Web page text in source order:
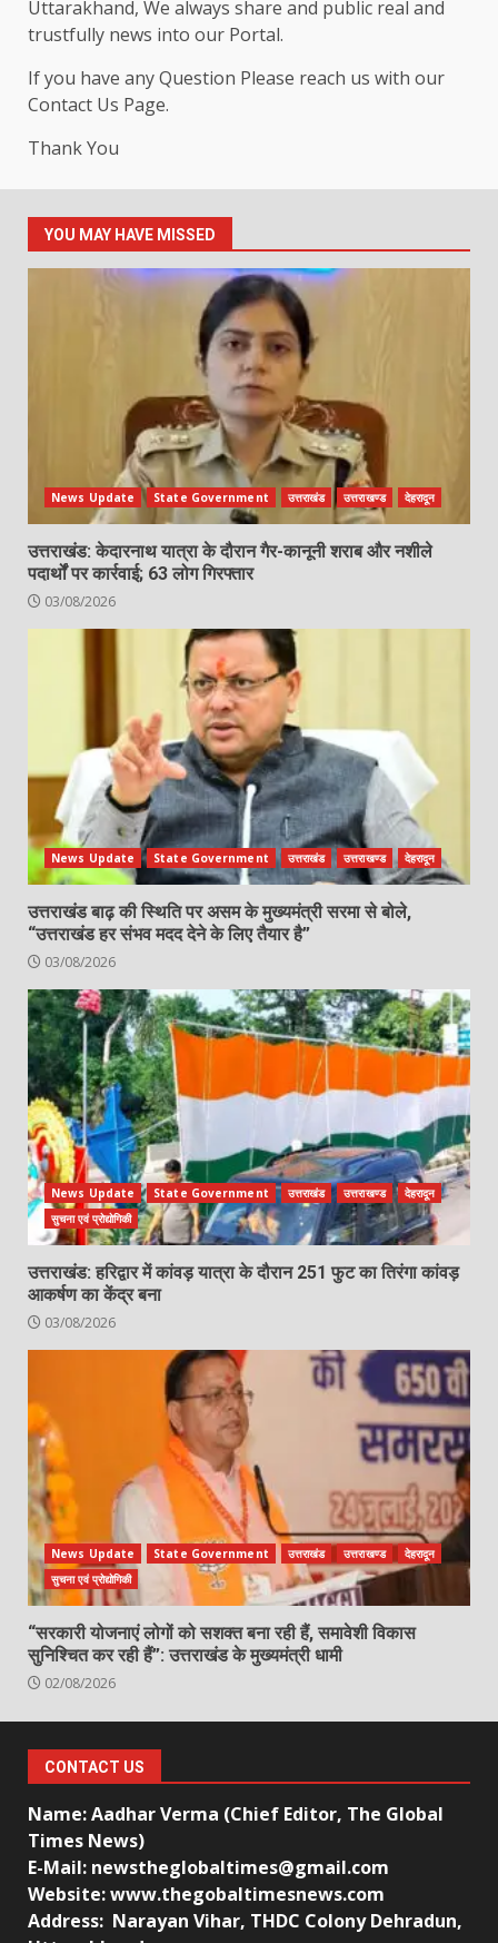
Uttarakhand, We always share and public real and
trustfully news into our Portal.
If you have any Question Please reach us with our
Contact Us Page.
Thank You
YOU MAY HAVE MISSED
News Update State Government उत्तराखंड उत्तराखण्ड देहरादून
उत्तराखंड: केदारनाथ यात्रा के दौरान गैर-कानूनी शराब और नशीले
पदार्थों पर कार्रवाई; 63 लोग गिरफ्तार
03/08/2026
News Update State Government उत्तराखंड उत्तराखण्ड देहरादून
उत्तराखंड बाढ़ की स्थिति पर असम के मुख्यमंत्री सरमा से बोले,
“उत्तराखंड हर संभव मदद देने के लिए तैयार है”
03/08/2026
News Update State Government उत्तराखंड उत्तराखण्ड
देहरादून
सुचना एवं प्रोद्योगिकी
उत्तराखंड: हरिद्वार में कांवड़ यात्रा के दौरान 251 फुट का तिरंगा कांवड़
आकर्षण का केंद्र बना
03/08/2026
News Update State Government उत्तराखंड उत्तराखण्ड
देहरादून
सुचना एवं प्रोद्योगिकी
“सरकारी योजनाएं लोगों को सशक्त बना रही हैं, समावेशी विकास
सुनिश्चित कर रही हैं”: उत्तराखंड के मुख्यमंत्री धामी
02/08/2026
CONTACT US
Name: Aadhar Verma (Chief Editor, The Global
Times News)
E-Mail: newstheglobaltimes@gmail.com
Website: www.thegobaltimesnews.com
Address: Narayan Vihar, THDC Colony Dehradun,